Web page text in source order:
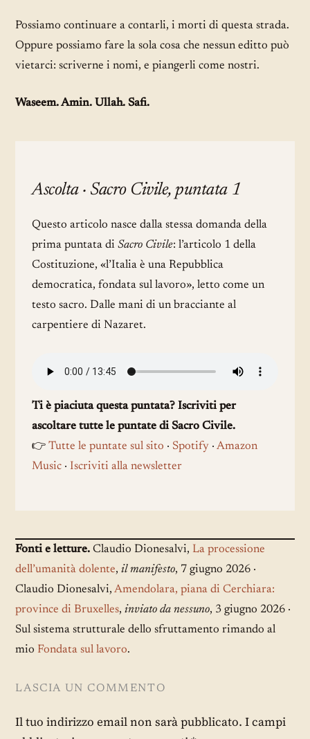
Possiamo continuare a contarli, i morti di questa strada.
Oppure possiamo fare la sola cosa che nessun editto può
vietarci: scriverne i nomi, e piangerli come nostri.
Waseem. Amin. Ullah. Safi.
Ascolta · Sacro Civile, puntata 1
Questo articolo nasce dalla stessa domanda della
prima puntata diSacro Civile: l’articolo 1 della
Costituzione, «l’Italia è una Repubblica
democratica, fondata sul lavoro», letto come un
testo sacro. Dalle mani di un bracciante al
carpentiere di Nazaret.
Ti è piaciuta questa puntata? Iscriviti per
ascoltare tutte le puntate di Sacro Civile.
👉Tutte le puntate sul sito · Spotify ·Amazon
Music · Iscriviti alla newsletter
Fonti e letture. Claudio Dionesalvi, La processione
dell’umanità dolente,il manifesto, 7 giugno 2026 ·
Claudio Dionesalvi,Amendolara, piana di Cerchiara:
province di Bruxelles,inviato da nessuno, 3 giugno 2026 ·
Sul sistema strutturale dello sfruttamento rimando al
mio Fondata sul lavoro.
LASCIA UN COMMENTO
Il tuo indirizzo email non sarà pubblicato. I campi